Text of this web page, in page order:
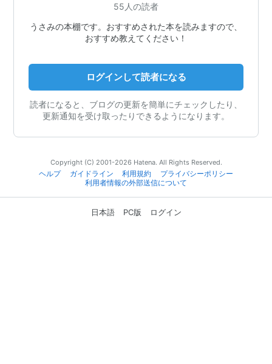
55人の読者
うさみの本棚です。おすすめされた本を読みますので、
おすすめ教えてください！
ログインして読者になる
読者になると、ブログの更新を簡単にチェックしたり、
更新通知を受け取ったりできるようになります。
Copyright (C) 2001-2026 Hatena. All Rights Reserved.
ヘルプ
ガイドライン 利用規約
プライバシーポリシー
利用者情報の外部送信について
日本語 PC版 ログイン